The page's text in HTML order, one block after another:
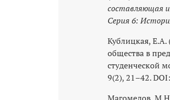
составляющая
Серия 6:
Кублицкая, Е.А.
общества в
студенческой
9(2), 21–42. DOI:
Магомедов,